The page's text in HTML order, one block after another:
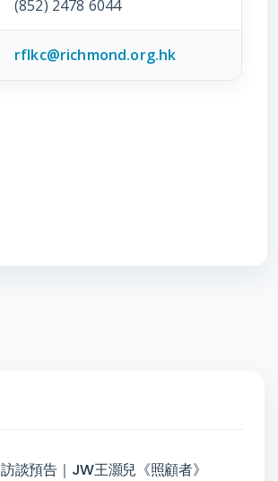
(852) 2478 6044
rflkc@richmond.org.hk
訪談預告｜JW王灝兒《照顧者》